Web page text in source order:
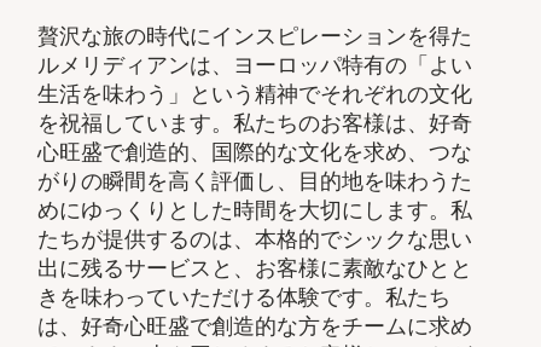
贅沢な旅の時代にインスピレーションを得た
ルメリディアンは、ヨーロッパ特有の「よい
生活を味わう」という精神でそれぞれの文化
を祝福しています。私たちのお客様は、好奇
心旺盛で創造的、国際的な文化を求め、つな
がりの瞬間を高く評価し、目的地を味わうた
めにゆっくりとした時間を大切にします。私
たちが提供するのは、本格的でシックな思い
出に残るサービスと、お客様に素敵なひとと
きを味わっていただける体験です。私たち
は、好奇心旺盛で創造的な方をチームに求め